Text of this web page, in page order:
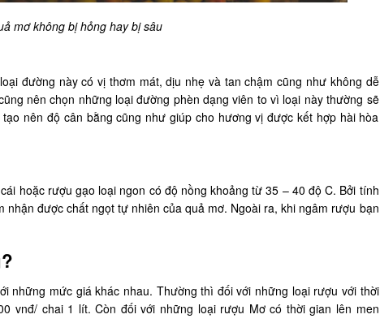
mơ không bị hỏng hay bị sâu
đường này có vị thơm mát, dịu nhẹ và tan chậm cũng như không dễ
nên chọn những loại đường phèn dạng viên to vì loại này thường sẽ
nên độ cân bằng cũng như giúp cho hương vị được kết hợp hài hòa
hoặc rượu gạo loại ngon có độ nồng khoảng từ 35 – 40 độ C. Bởi tính
được chất ngọt tự nhiên của quả mơ. Ngoài ra, khi ngâm rượu bạn
những mức giá khác nhau. Thường thì đối với những loại rượu với thời
vnđ/ chai 1 lít. Còn đối với những loại rượu Mơ có thời gian lên men